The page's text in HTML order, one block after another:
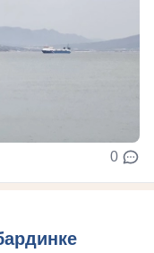
0